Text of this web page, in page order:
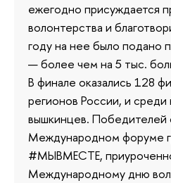
ежегодно присуждается
волонтерства и
году на нее было подано
— более чем на 5 тыс.
В финале оказались 128
регионов России, и среди
вышкинцев. Победителей
Международном форуме
#МЫВМЕСТЕ,
Международному дню